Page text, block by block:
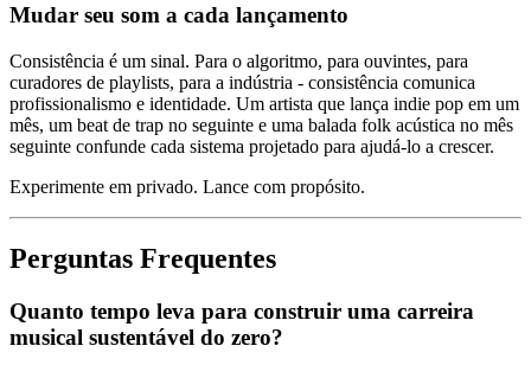
Mudar seu som a cada lançamento
Consistência é um sinal. Para o algoritmo, para ouvintes, para
curadores de playlists, para a indústria - consistência comunica
profissionalismo e identidade. Um artista que lança indie pop em um
mês, um beat de trap no seguinte e uma balada folk acústica no mês
seguinte confunde cada sistema projetado para ajudá-lo a crescer.
Experimente em privado. Lance com propósito.
Perguntas Frequentes
Quanto tempo leva para construir uma carreira
musical sustentável do zero?